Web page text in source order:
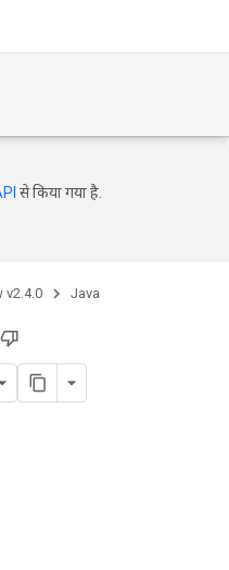
से किया गया है.
v2.4.0 Java